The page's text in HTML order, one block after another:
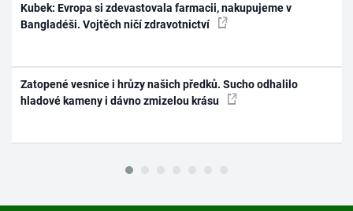
Kubek: Evropa si zdevastovala farmacii, nakupujeme v
Bangladéši. Vojtěch ničí zdravotnictví
Zatopené vesnice i hrůzy našich předků. Sucho odhalilo
hladové kameny i dávno zmizelou krásu